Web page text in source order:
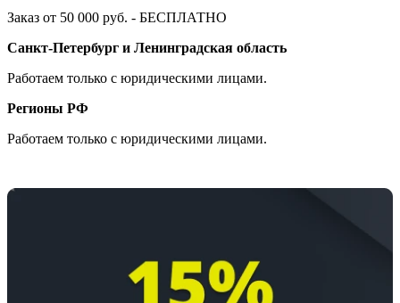
Заказ от 50 000 руб. - БЕСПЛАТНО
Санкт-Петербург и Ленинградская область
Работаем только с юридическими лицами.
Регионы РФ
Работаем только с юридическими лицами.